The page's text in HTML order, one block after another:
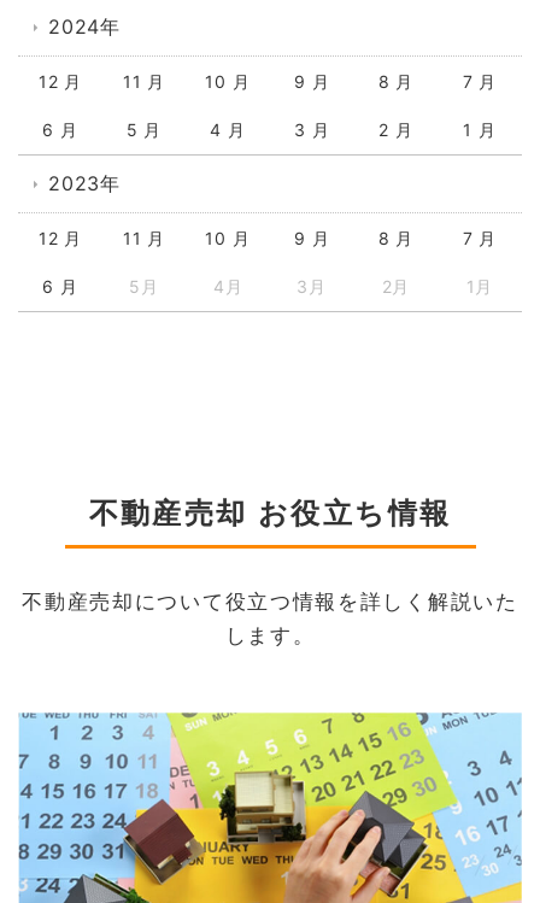
2024年
12 月 11 月 10 月 9 月 8 月 7 月
6 月 5 月 4 月 3 月 2 月 1 月
2023年
12 月 11 月 10 月 9 月 8 月 7 月
6 月 5月 4月 3月 2月 1月
不動産売却 お役立ち情報
不動産売却について役立つ情報を詳しく解説いた
します。